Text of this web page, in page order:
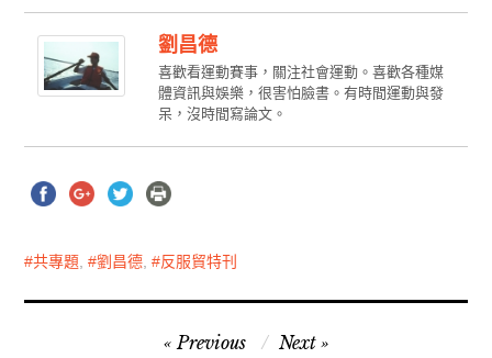
劉昌德
喜歡看運動賽事，關注社會運動。喜歡各種媒
體資訊與娛樂，很害怕臉書。有時間運動與發
呆，沒時間寫論文。
共專題 , 劉昌德 , 反服貿特刊
Previous Next